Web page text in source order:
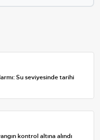
Su seviyesinde tarihi
kontrol altına alındı